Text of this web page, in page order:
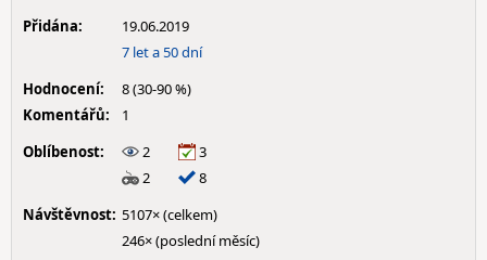
Přidána:
19.06.2019
7 let a 50 dní
Hodnocení:
8 (30-90 %)
Komentářů:
1
Oblíbenost:
2
3
2
8
Návštěvnost: 5107× (celkem)
246× (poslední měsíc)